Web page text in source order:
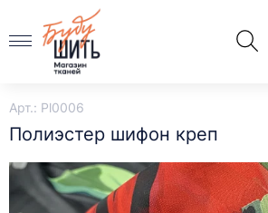
Арт.: Pl0006
Полиэстер шифон креп